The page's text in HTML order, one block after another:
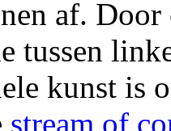
af.
tussen
kunst is
stream of